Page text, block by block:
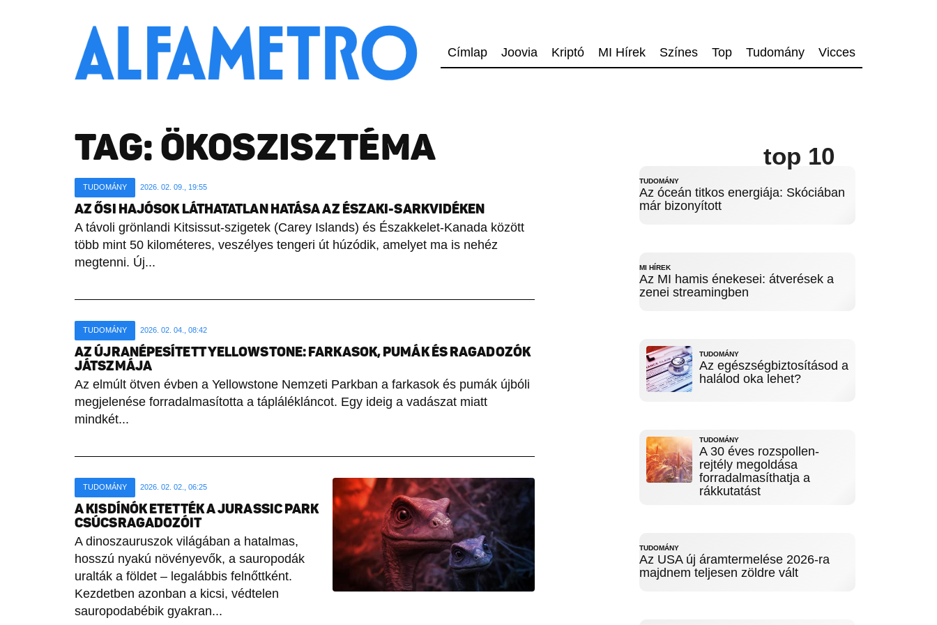
Címlap Joovia Kriptó MI Hírek Színes Top Tudomány Vicces
TAG: ÖKOSZISZTÉMA
TUDOMÁNY 2026. 02. 09., 19:55
AZ ŐSI HAJÓSOK LÁTHATATLAN HATÁSA AZ ÉSZAKI-SARKVIDÉKEN
A távoli grönlandi Kitsissut-szigetek (Carey Islands) és Északkelet-Kanada között
több mint 50 kilométeres, veszélyes tengeri út húzódik, amelyet ma is nehéz
megtenni. Új...
TUDOMÁNY 2026. 02. 04., 08:42
AZ ÚJRANÉPESÍTETT YELLOWSTONE: FARKASOK, PUMÁK ÉS RAGADOZÓK
JÁTSZMÁJA
Az elmúlt ötven évben a Yellowstone Nemzeti Parkban a farkasok és pumák újbóli
megjelenése forradalmasította a táplálékláncot. Egy ideig a vadászat miatt
mindkét...
TUDOMÁNY 2026. 02. 02., 06:25
A KISDÍNÓK ETETTÉK A JURASSIC PARK
CSÚCSRAGADOZÓIT
A dinoszauruszok világában a hatalmas,
hosszú nyakú növényevők, a sauropodák
uralták a földet – legalábbis felnőttként.
Kezdetben azonban a kicsi, védtelen
sauropodabébik gyakran...
top 10
TUDOMÁNY
Az óceán titkos energiája: Skóciában
már bizonyított
MI HÍREK
Az MI hamis énekesei: átverések a
zenei streamingben
TUDOMÁNY
Az egészségbiztosításod a
halálod oka lehet?
TUDOMÁNY
A 30 éves rozspollen-
rejtély megoldása
forradalmasíthatja a
rákkutatást
TUDOMÁNY
Az USA új áramtermelése 2026-ra
majdnem teljesen zöldre vált